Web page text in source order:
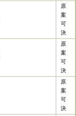
原
案
可
決
原
案
可
決
原
案
可
決